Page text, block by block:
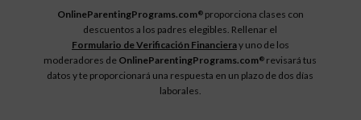
OnlineParentingPrograms.com®proporciona clases con
descuentos a los padres elegibles. Rellenar el
Formulario de Verificación Financieray uno de los
moderadores de OnlineParentingPrograms.com® revisará tus
datos y te proporcionará una respuesta en un plazo de dos días
laborales.